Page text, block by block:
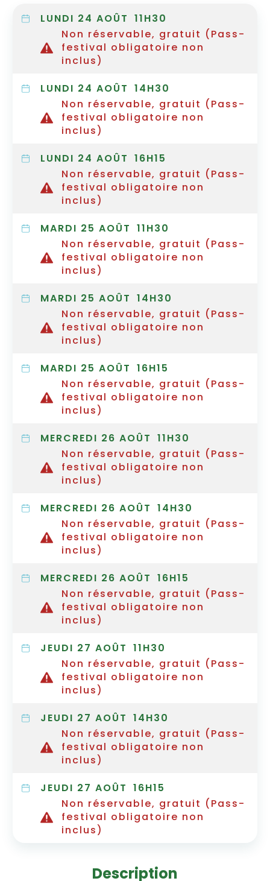
LUNDI 24 AOÛT 11H30
Non réservable, gratuit (Pass-
festival obligatoire non
inclus)
LUNDI 24 AOÛT 14H30
Non réservable, gratuit (Pass-
festival obligatoire non
inclus)
LUNDI 24 AOÛT 16H15
Non réservable, gratuit (Pass-
festival obligatoire non
inclus)
MARDI 25 AOÛT 11H30
Non réservable, gratuit (Pass-
festival obligatoire non
inclus)
MARDI 25 AOÛT 14H30
Non réservable, gratuit (Pass-
festival obligatoire non
inclus)
MARDI 25 AOÛT 16H15
Non réservable, gratuit (Pass-
festival obligatoire non
inclus)
MERCREDI 26 AOÛT 11H30
Non réservable, gratuit (Pass-
festival obligatoire non
inclus)
MERCREDI 26 AOÛT 14H30
Non réservable, gratuit (Pass-
festival obligatoire non
inclus)
MERCREDI 26 AOÛT 16H15
Non réservable, gratuit (Pass-
festival obligatoire non
inclus)
JEUDI 27 AOÛT 11H30
Non réservable, gratuit (Pass-
festival obligatoire non
inclus)
JEUDI 27 AOÛT 14H30
Non réservable, gratuit (Pass-
festival obligatoire non
inclus)
JEUDI 27 AOÛT 16H15
Non réservable, gratuit (Pass-
festival obligatoire non
inclus)
Description